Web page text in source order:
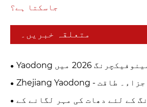
جاسکتا ہے؟
متعلقہ خبریں۔
Yaodong انٹیلجنٹ مینوفیکچرنگ 2026 میں
ویئر میں جدت کی قیادت کرتی ہے
Zhejiang Yaodong - پریسجن موٹر اجزاء۔ طاقت
کے لئے دھات کی مہر لگانے کے